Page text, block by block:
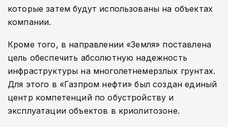
которые затем будут использованы на объектах
компании.
Кроме того, в направлении «Земля» поставлена
цель обеспечить абсолютную надежность
инфраструктуры на многолетнемерзлых грунтах.
Для этого в «Газпром нефти» был создан единый
центр компетенций по обустройству и
эксплуатации объектов в криолитозоне.